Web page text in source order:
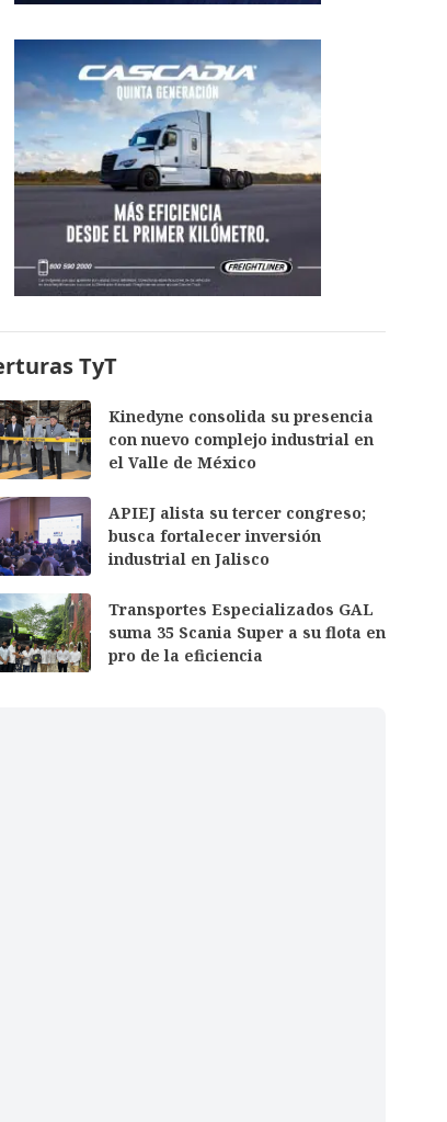
TyT
Kinedyne consolida su presencia
con nuevo complejo industrial en
el Valle de México
APIEJ alista su tercer congreso;
busca fortalecer inversión
industrial en Jalisco
Transportes Especializados GAL
suma 35 Scania Super a su flota en
pro de la eficiencia